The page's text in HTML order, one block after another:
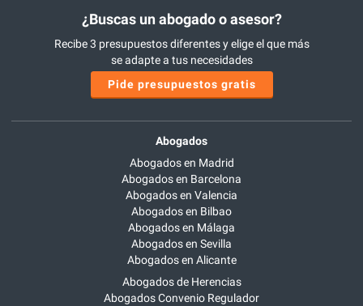
¿Buscas un abogado o asesor?
Recibe 3 presupuestos diferentes y elige el que más
se adapte a tus necesidades
Pide presupuestos gratis
Abogados
Abogados en Madrid
Abogados en Barcelona
Abogados en Valencia
Abogados en Bilbao
Abogados en Málaga
Abogados en Sevilla
Abogados en Alicante
Abogados de Herencias
Abogados Convenio Regulador